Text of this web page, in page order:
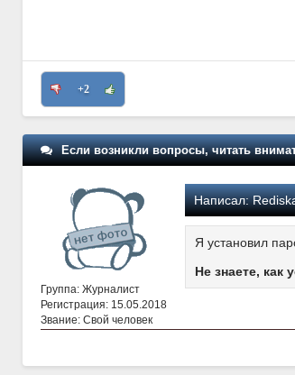
+2
Если возникли вопросы, читать
Группа: Журналист
Регистрация: 15.05.2018
Звание: Свой человек
Написал:
Я установил
Не знаете, как